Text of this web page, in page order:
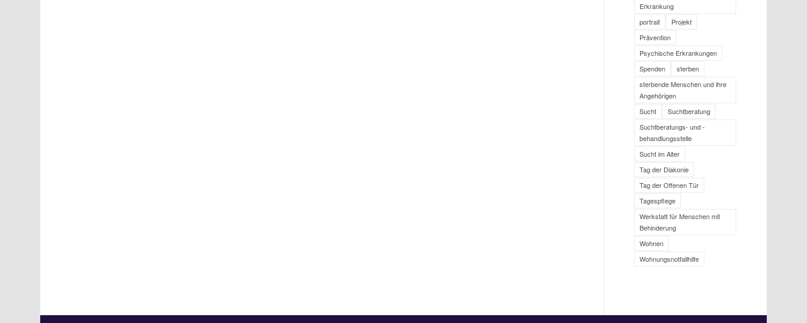
Erkrankung
portrait
Projekt
Prävention
Psychische Erkrankungen
Spenden
sterben
sterbende Menschen und ihre
Angehörigen
Sucht
Suchtberatung
Suchtberatungs- und -
behandlungsstelle
Sucht im Alter
Tag der Diakonie
Tag der Offenen Tür
Tagespflege
Werkstatt für Menschen mit
Behinderung
Wohnen
Wohnungsnotfallhilfe